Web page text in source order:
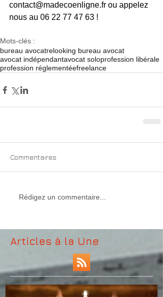
contact@madecoenligne.fr ou appelez
nous au 06 22 77 47 63 !
Mots-clés :
bureau avocatrelooking bureau avocat
avocat indépendantavocat soloprofession libérale
profession réglementéefreelance
Commentaires
Rédigez un commentaire...
Articles à la Une